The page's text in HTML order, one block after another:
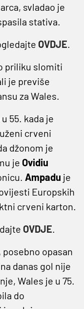
svladao je
stativa.
OVDJE.
priliku slomiti
je previše
za Wales.
55. kada je
crveni
džonom je
je Ovidiu
Ampadu je
Europskih
crveni karton.
OVDJE.
opasan
danas gol nije
Wales je u 75.
do